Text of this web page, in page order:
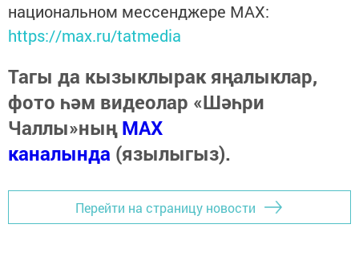
национальном мессенджере MАХ:
https://max.ru/tatmedia
Тагы да кызыклырак яңалыклар,
фото һәм видеолар «Шәһри
Чаллы»ныңMAX
каналында (язылыгыз).
Перейти на страницу новости